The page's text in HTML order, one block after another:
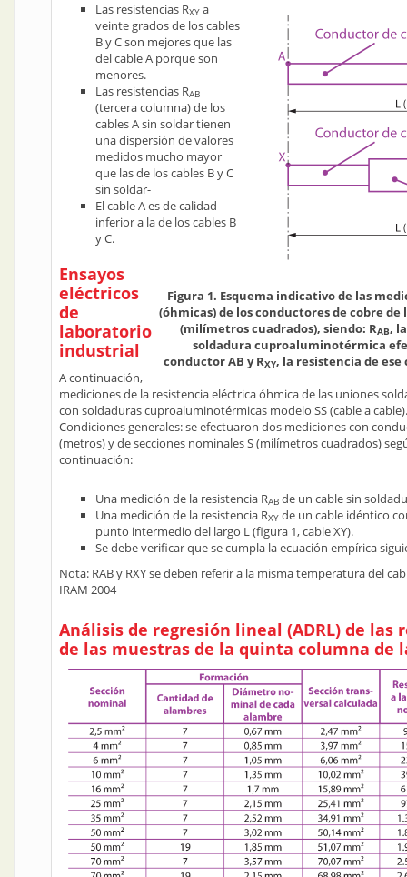
Figura 1. Esquema indicativo de las
(óhmicas) de los conductores de cobre
(milímetros cuadrados), siendo: RAB,
soldadura cuproaluminotérmica
conductor AB y RXY, la resistencia de ese
Las resistencias RXY a
veinte grados de los cables
B y C son mejores que las
del cable A porque son
menores.
Las resistencias RAB
(tercera columna) de los
cables A sin soldar tienen
una dispersión de valores
medidos mucho mayor
que las de los cables B y C
sin soldar-
El cable A es de calidad
inferior a la de los cables B
y C.
Ensayos
eléctricos
de
laboratorio
industrial
A continuación,
mediciones de la resistencia eléctrica óhmica de las uniones
con soldaduras cuproaluminotérmicas modelo SS (cable a cable).
Condiciones generales: se efectuaron dos mediciones con
(metros) y de secciones nominales S (milímetros cuadrados)
continuación:
Una medición de la resistencia RAB de un cable sin
Una medición de la resistencia RXY de un cable idéntico
punto intermedio del largo L (figura 1, cable XY).
Se debe verificar que se cumpla la ecuación empírica
Nota: RAB y RXY se deben referir a la misma temperatura del
IRAM 2004
Análisis de regresión lineal (ADRL) de las
de las muestras de la quinta columna de